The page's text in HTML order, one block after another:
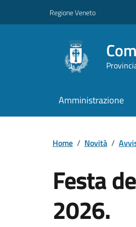
Regione Veneto
Amministrazione
Home / Novità /
Festa
2026.